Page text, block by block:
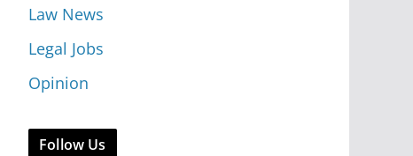
Law News
Legal Jobs
Opinion
Follow Us